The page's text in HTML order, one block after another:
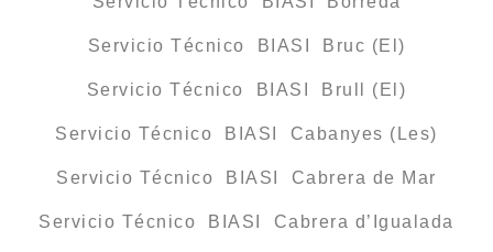
Servicio Técnico BIASI Bruc (El)
Servicio Técnico BIASI Brull (El)
Servicio Técnico BIASI Cabanyes (Les)
Servicio Técnico BIASI Cabrera de Mar
Servicio Técnico BIASI Cabrera d’Igualada